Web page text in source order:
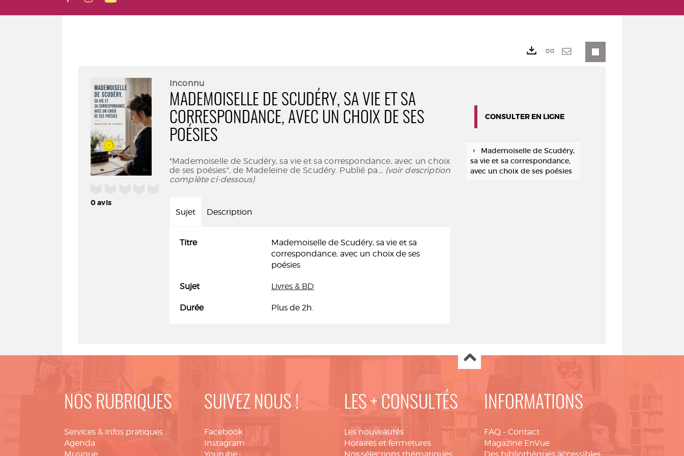
0avis
Inconnu
MADEMOISELLE DE SCUDÉRY, SA VIE ET SA
CORRESPONDANCE, AVEC UN CHOIX DE SES
POÉSIES
"Mademoiselle de Scudéry, sa vie et sa correspondance, avec un choix
de ses poésies", de Madeleine de Scudéry. Publié pa... (voir description
complète ci-dessous)
Sujet Description
Titre
Mademoiselle de Scudéry, sa vie et sa
correspondance, avec un choix de ses
poésies
Sujet Livres & BD
Durée Plus de 2h.
Lien
CONSULTER EN LIGNE
Mademoiselle de Scudéry,
sa vie et sa correspondance,
avec un choix de ses poésies
NOS RUBRIQUES
Services & infos pratiques
Agenda
SUIVEZ NOUS !
Facebook
Instagram
LES + CONSULTÉS
Les nouveautés
Horaires et fermetures
INFORMATIONS
FAQ - Contact
Magazine EnVue